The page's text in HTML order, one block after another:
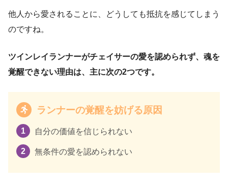
他人から愛されることに、どうしても抵抗を感じてしまう
のですね。
ツインレイランナーがチェイサーの愛を認められず、魂を
覚醒できない理由は、主に次の2つです。
ランナーの覚醒を妨げる原因
自分の価値を信じられない
無条件の愛を認められない